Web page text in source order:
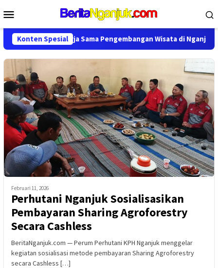
ke
Mobile
Konten Spesial
Kerja Sama Pengembangan Wisata di Nganjuk
Februari 11, 2026
Perhutani Nganjuk Sosialisasikan
Pembayaran Sharing Agroforestry
Secara Cashless
BeritaNganjuk.com — Perum Perhutani KPH Nganjuk menggelar
kegiatan sosialisasi metode pembayaran Sharing Agroforestry
secara Cashless […]